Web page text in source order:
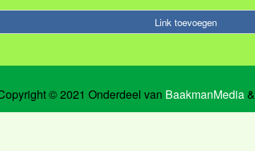
Link toevoegen
© 2021 Onderdeel van BaakmanMedia&